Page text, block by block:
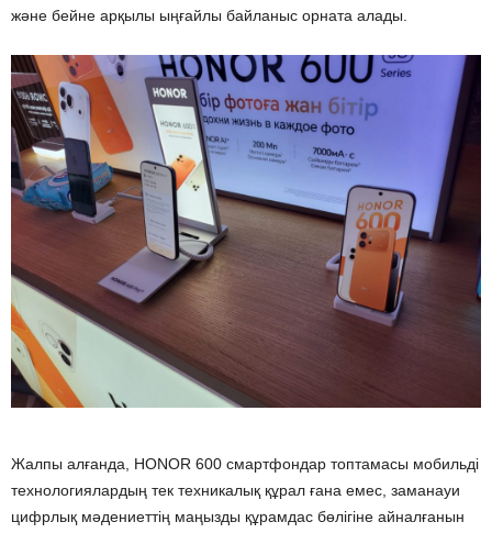
және бейне арқылы ыңғайлы байланыс орната алады.
Жалпы алғанда, HONOR 600 смартфондар топтамасы мобильді
технологиялардың тек техникалық құрал ғана емес, заманауи
цифрлық мәдениеттің маңызды құрамдас бөлігіне айналғанын